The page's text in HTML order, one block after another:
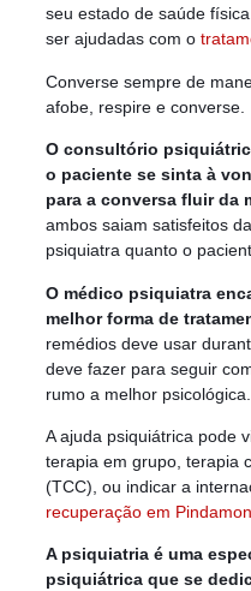
seu estado de saúde
ser ajudadas com o
Converse sempre de
afobe, respire e converse.
O consultório
o paciente se sinta à
para a conversa fluir da
ambos saiam satisfeitos
psiquiatra quanto o
O médico psiquiatra
melhor forma de
remédios deve usar
deve fazer para seguir
rumo a melhor psicológica.
A ajuda psiquiátrica pode
terapia em grupo, terapia
(TCC), ou indicar a
recuperação em
A psiquiatria é uma
psiquiátrica que se